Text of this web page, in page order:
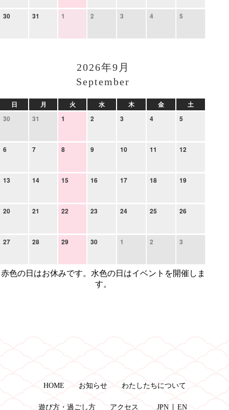
30 31 1 2 3 4 5
2026年9月
September
日 月 火 水 木 金
土
30
31 1 2 3 4 5
6 7 8 9 10 11 12
13 14 15 16 17 18 19
20 21 22 23 24 25 26
27 28 29 30 1 2 3
赤色の日はお休みです。水色の日はイベントを開催しま
す。
HOME お知らせ わたしたちについて
遊び方・過ごし方 アクセス JPN EN